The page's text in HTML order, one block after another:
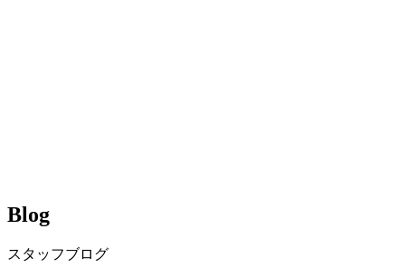
Blog
スタッフブログ